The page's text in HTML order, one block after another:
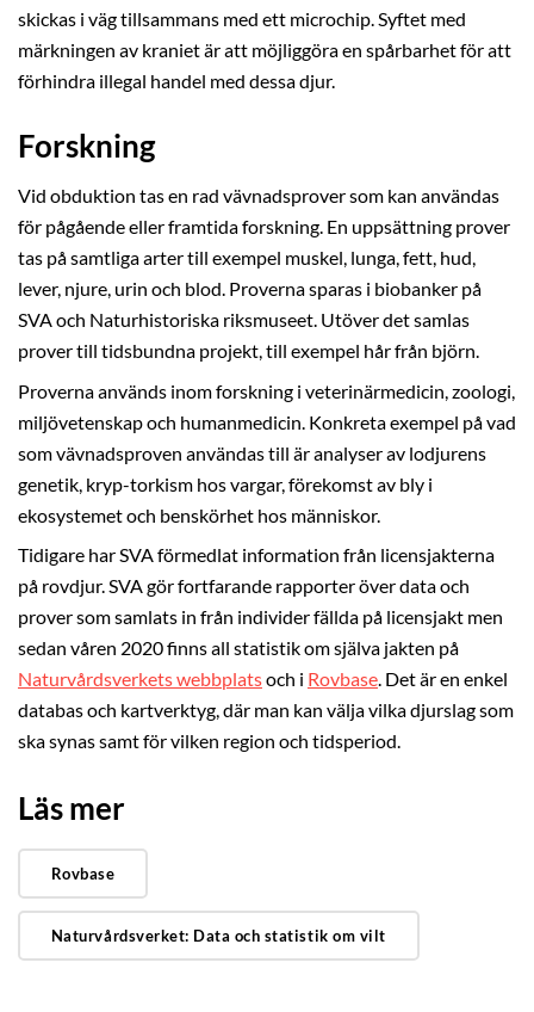
skickas i väg tillsammans med ett microchip. Syftet med
märkningen av kraniet är att möjliggöra en spårbarhet för att
förhindra illegal handel med dessa djur.
Forskning
Vid obduktion tas en rad vävnadsprover som kan användas
för pågående eller framtida forskning. En uppsättning prover
tas på samtliga arter till exempel muskel, lunga, fett, hud,
lever, njure, urin och blod. Proverna sparas i biobanker på
SVA och Naturhistoriska riksmuseet. Utöver det samlas
prover till tidsbundna projekt, till exempel hår från björn.
Proverna används inom forskning i veterinärmedicin, zoologi,
miljövetenskap och humanmedicin. Konkreta exempel på vad
som vävnadsproven användas till är analyser av lodjurens
genetik, kryp-torkism hos vargar, förekomst av bly i
ekosystemet och benskörhet hos människor.
Tidigare har SVA förmedlat information från licensjakterna
på rovdjur. SVA gör fortfarande rapporter över data och
prover som samlats in från individer fällda på licensjakt men
sedan våren 2020 finns all statistik om själva jakten på
Naturvårdsverkets webbplatsoch i Rovbase. Det är en enkel
databas och kartverktyg, där man kan välja vilka djurslag som
ska synas samt för vilken region och tidsperiod.
Läs mer
Rovbase
Naturvårdsverket: Data och statistik om vilt